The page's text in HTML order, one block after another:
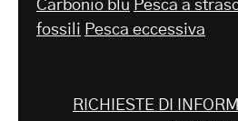
Carbonio blu Pesca a
fossili Pesca eccessiva
RICHIESTE DI